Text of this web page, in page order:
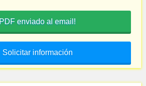
PDF enviado al email!
Solicitar información